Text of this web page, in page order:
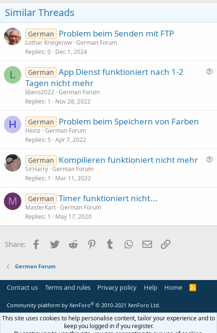
Similar Threads
German Problem beim Senden mit FTP
Lothar Kriegerow German Forum
Replies 0 Dec 1, 2024
L German App Dienst funktioniert nach 1-2
Tagen nicht mehr
libero2022 German Forum
Replies 1 Nov 28, 2022
H German Problem beim Speichern von Farben
Heinz German Forum
Replies 5 Apr 7, 2022
German Kompilieren funktioniert nicht mehr
SirHarry German Forum
Replies 1 Mar 11, 2022
M German Timer funktioniert nicht...
MasterKart German Forum
Replies 1 May 17, 2020
Share: Facebook
Twitter Reddit PinterestTumblr WhatsApp
Email
German Forum
Contact us Terms and rules Privacy policy Help Home
R
Community platform by XenForo® © 2010-2021 XenForo Ltd.
This site uses cookies to help personalise content, tailor your experience and to
keep you logged in if you register.